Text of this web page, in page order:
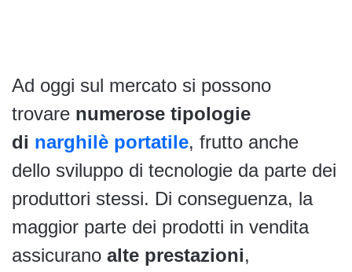
Ad oggi sul mercato si possono
trovare numerose tipologie
di narghilè portatile, frutto anche
dello sviluppo di tecnologie da parte dei
produttori stessi. Di conseguenza, la
maggior parte dei prodotti in vendita
assicurano alte prestazioni,